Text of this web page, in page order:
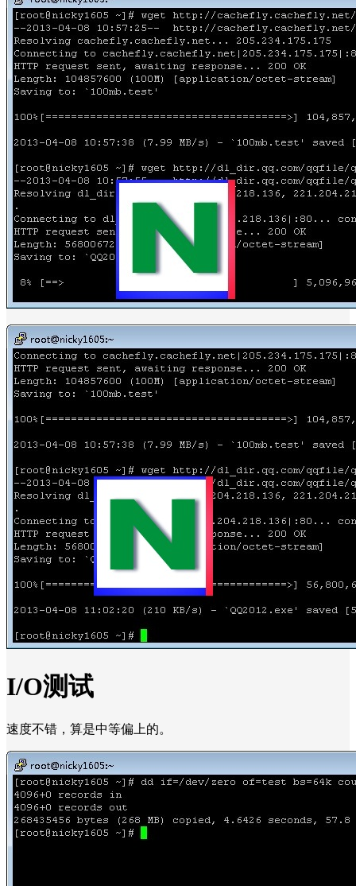
I/O测试
速度不错，算是中等偏上的。